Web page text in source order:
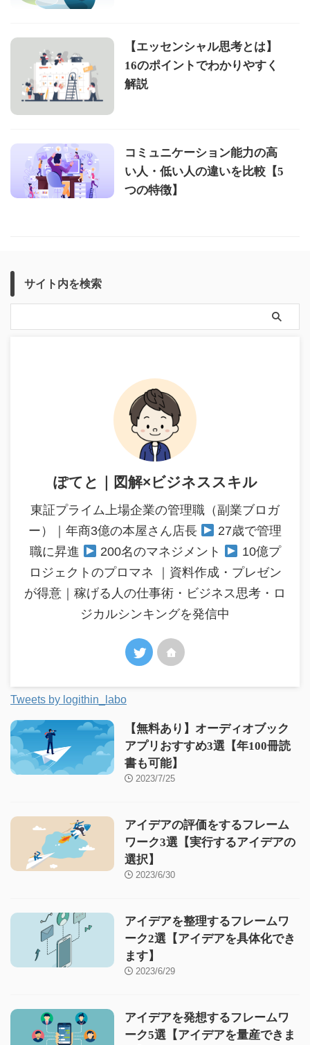
【エッセンシャル思考とは】
16のポイントでわかりやすく
解説
コミュニケーション能力の高
い人・低い人の違いを比較【5
つの特徴】
サイト内を検索
ぽてと｜図解×ビジネススキル
東証プライム上場企業の管理職（副業ブロガ
ー）｜年商3億の本屋さん店長
27歳で管理
職に昇進
200名のマネジメント
10億プ
ロジェクトのプロマネ ｜資料作成・プレゼン
が得意｜稼げる人の仕事術・ビジネス思考・ロ
ジカルシンキングを発信中
Tweets by logithin_labo
【無料あり】オーディオブック
アプリおすすめ3選【年100冊読
書も可能】
2023/7/25
アイデアの評価をするフレーム
ワーク3選【実行するアイデアの
選択】
2023/6/30
アイデアを整理するフレームワ
ーク2選【アイデアを具体化でき
ます】
2023/6/29
アイデアを発想するフレームワ
ーク5選【アイデアを量産できま